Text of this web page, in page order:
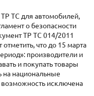
ТР ТС для автомобилей,
о безопасности
ТР ТС 014/2011
что до 15 марта
производители и
и покупать товары
на национальные
возможность исключена